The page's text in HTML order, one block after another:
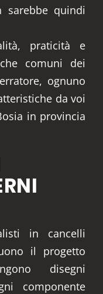
sarebbe quindi
praticità e
comuni dei
ognuno
da voi
in provincia
in cancelli
il progetto
disegni
componente